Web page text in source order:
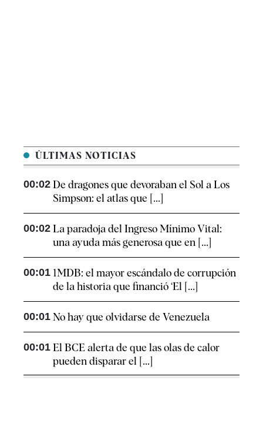
ÚLTIMAS NOTICIAS
00:02 De dragones que devoraban el Sol a Los
Simpson: el atlas que [...]
00:02 La paradoja del Ingreso Mínimo Vital:
una ayuda más generosa que en [...]
00:01 1MDB: el mayor escándalo de corrupción
de la historia que financió ‘El [...]
00:01 No hay que olvidarse de Venezuela
00:01 El BCE alerta de que las olas de calor
pueden disparar el [...]